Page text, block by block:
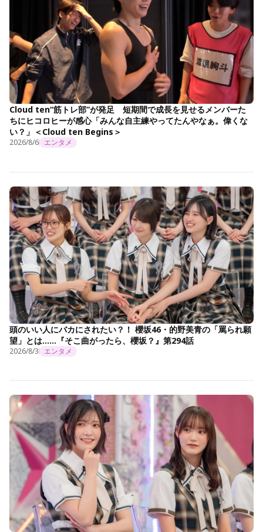
Cloud ten“筋トレ部”が発足 短期間で成長を見せるメンバーた
ちにヒコロヒーが感心「みんな自主練やってたんやなぁ。偉くな
い？」＜Cloud ten Begins＞
2026/8/6 エンタメ
頭のいい人にバカにされたい？！ 櫻坂46・的野美青の「罵られ願
望」とは……『そこ曲がったら、櫻坂？』第294話
2026/8/3 エンタメ